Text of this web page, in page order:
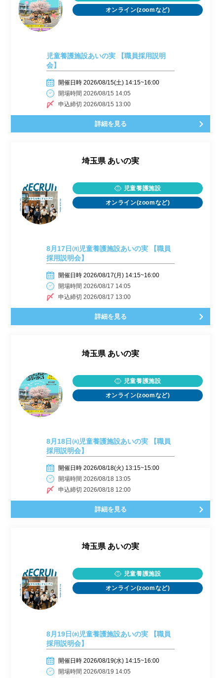
オンライン(zoomなど)
児童養護施設あいの実 【職員採用説明
会】
開催日時 2026/08/15(土) 14:15~16:00
開場時間 2026/08/15 14:05
申込締切 2026/08/15 13:00
詳細を見る
埼玉県 あいの実
児童養護施設
オンライン(zoomなど)
8月17日㈪児童養護施設あいの実 【職員
採用説明会】
開催日時 2026/08/17(月) 14:15~16:00
開場時間 2026/08/17 14:05
申込締切 2026/08/17 13:00
詳細を見る
埼玉県 あいの実
児童養護施設
オンライン(zoomなど)
8月18日㈫児童養護施設あいの実 【職員
採用説明会】
開催日時 2026/08/18(火) 13:15~15:00
開場時間 2026/08/18 13:05
申込締切 2026/08/18 12:00
詳細を見る
埼玉県 あいの実
児童養護施設
オンライン(zoomなど)
8月19日㈬児童養護施設あいの実 【職員
採用説明会】
開催日時 2026/08/19(水) 14:15~16:00
開場時間 2026/08/19 14:05